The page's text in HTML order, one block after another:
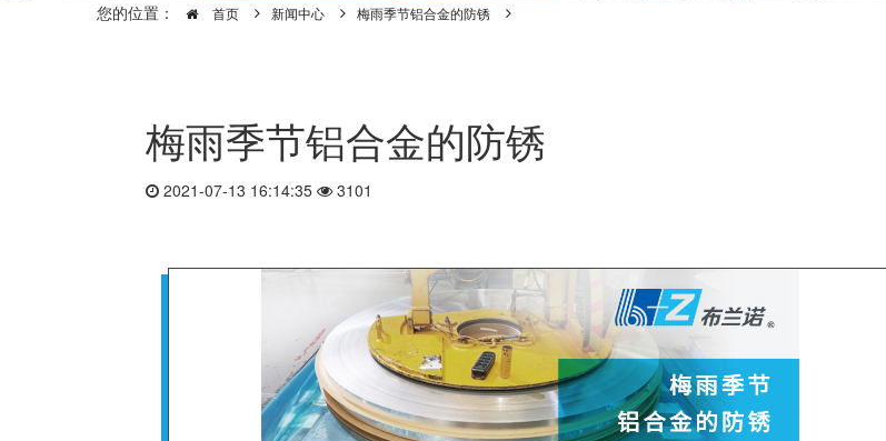
您的位置： 首页 新闻中心 梅雨季节铝合金的防锈
梅雨季节铝合金的防锈
2021-07-13 16:14:35 3101